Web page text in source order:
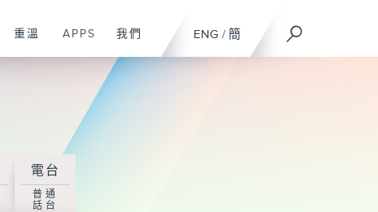
ENG / 簡
重溫 APPS 我們
電台
普通
話台